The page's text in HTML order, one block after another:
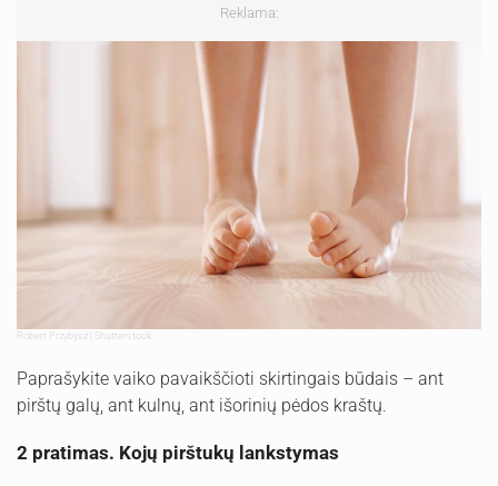
Reklama:
Robert Przybysz | Shutterstock
Paprašykite vaiko pavaikščioti skirtingais būdais – ant
pirštų galų, ant kulnų, ant išorinių pėdos kraštų.
2 pratimas. Kojų pirštukų lankstymas